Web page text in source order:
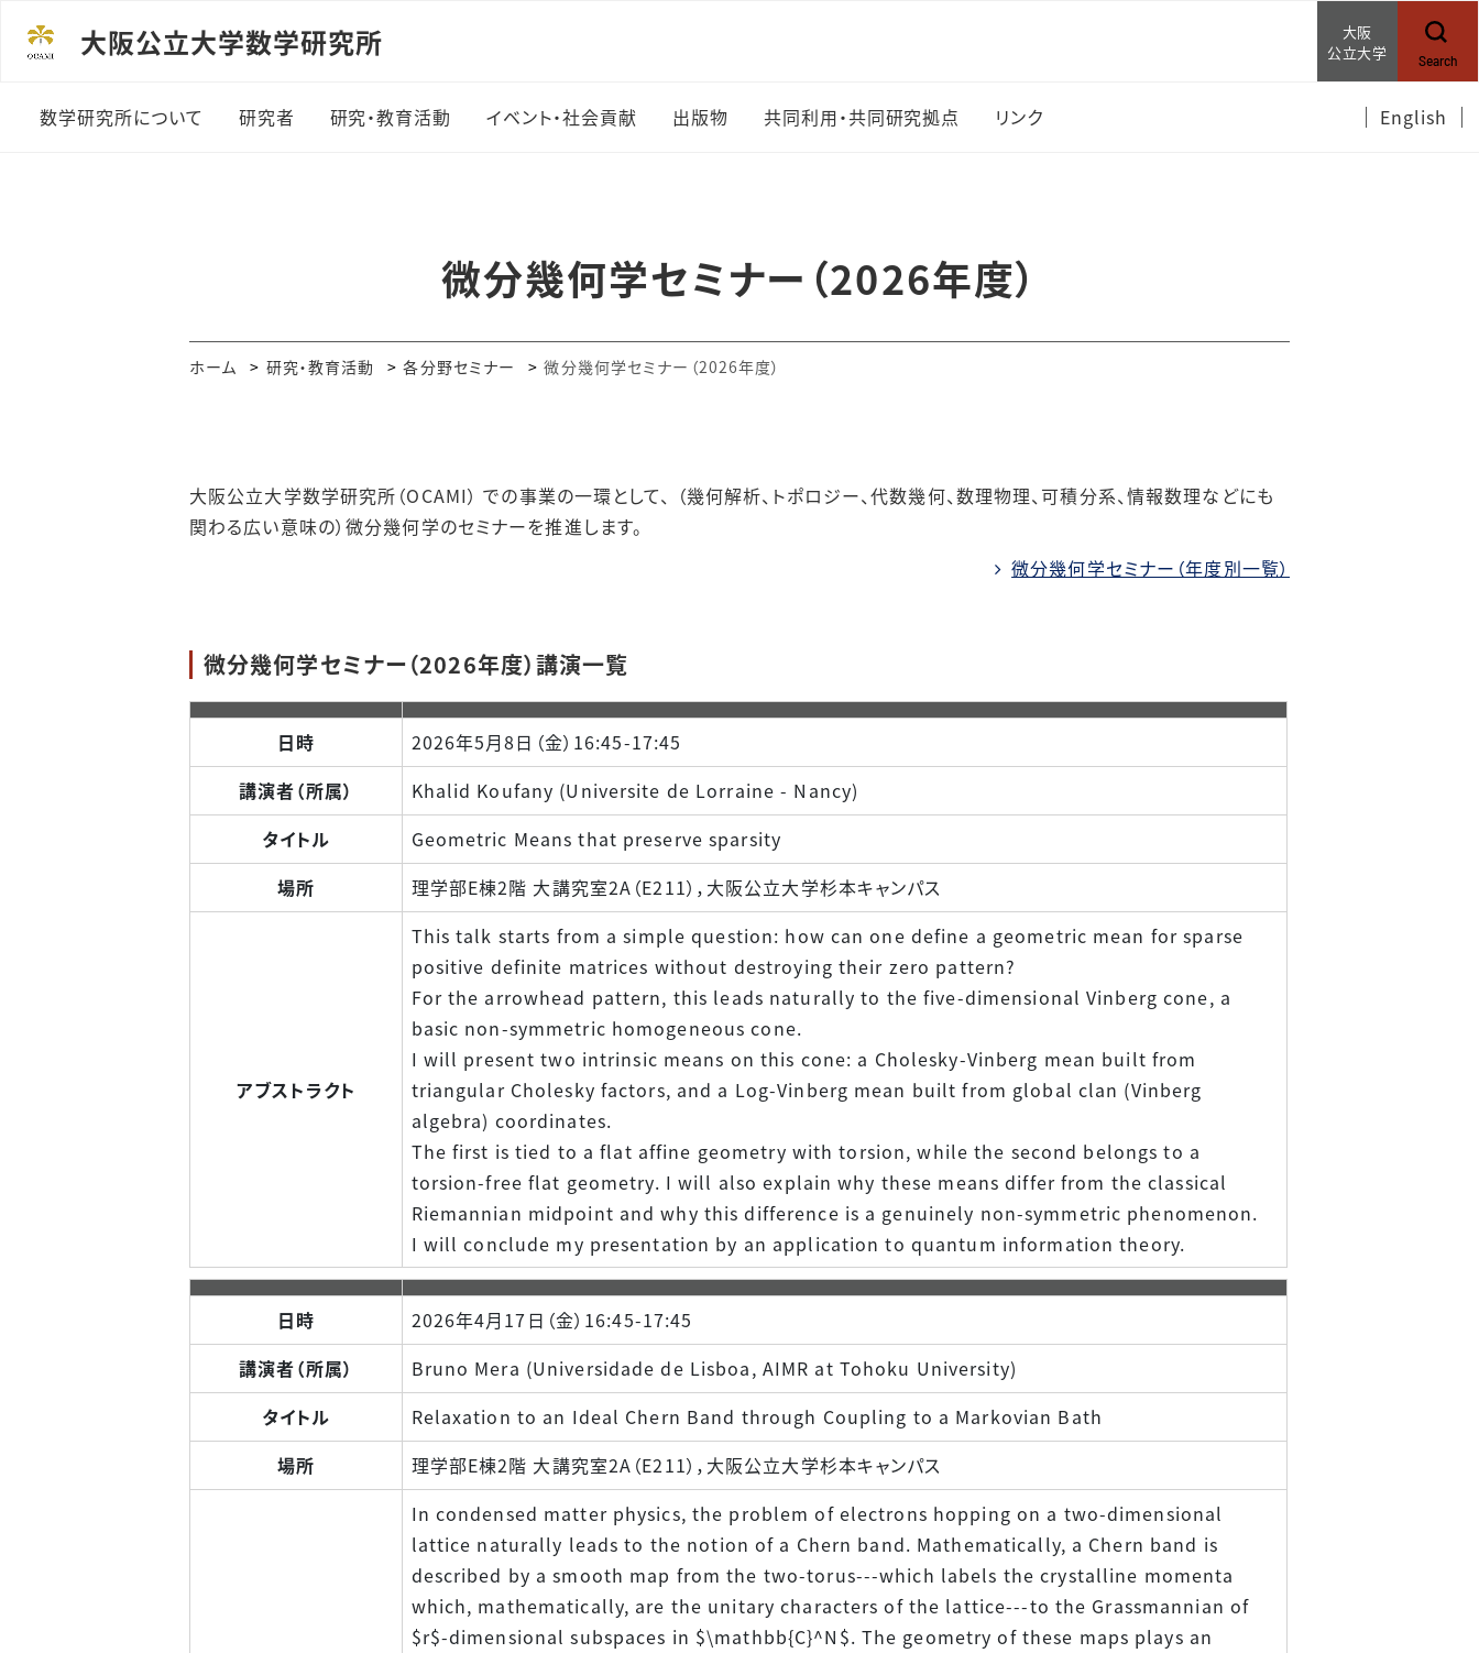
大阪公立大学数学研究所
大阪
公立大学
Search
数学研究所について
ふるさと納税制度を活
用した寄附のお願い
研究者
数学研究会特別賞・論
文賞
研究・教育活動
研究集会
数学研究所統計相談
イベント・社会貢献
日本数学コンクール
高等学校・大阪公立大
出版物
Series
共同利用・共同研究拠点
募集要項・様式
施設・設備
リンク
数学研究所YouTube
【メンバー限定】
リンク集
English
微分幾何学セミナー（2026年度）
ホーム 研究・教育活動 各分野セミナー 微分幾何学セミナー（2026年度）
大阪公立大学数学研究所（OCAMI） での事業の一環として、 （幾何解析、トポロジー、代数幾何、数理物理、可積分系、情報数理などにも
関わる広い意味の）微分幾何学のセミナーを推進します。
微分幾何学セミナー（年度別一覧）
微分幾何学セミナー（2026年度）講演一覧
日時
2026年5月8日（金）16:45-17:45
講演者（所属）
Khalid Koufany (Universite de Lorraine - Nancy)
タイトル
Geometric Means that preserve sparsity
場所
理学部E棟2階 大講究室2A（E211），大阪公立大学杉本キャンパス
アブストラクト
This talk starts from a simple question: how can one define a geometric mean for sparse
positive definite matrices without destroying their zero pattern?
For the arrowhead pattern, this leads naturally to the five-dimensional Vinberg cone, a
basic non-symmetric homogeneous cone.
I will present two intrinsic means on this cone: a Cholesky-Vinberg mean built from
triangular Cholesky factors, and a Log-Vinberg mean built from global clan (Vinberg
algebra) coordinates.
The first is tied to a flat affine geometry with torsion, while the second belongs to a
torsion-free flat geometry. I will also explain why these means differ from the classical
Riemannian midpoint and why this difference is a genuinely non-symmetric phenomenon.
I will conclude my presentation by an application to quantum information theory.
日時
2026年4月17日（金）16:45-17:45
講演者（所属）
Bruno Mera (Universidade de Lisboa, AIMR at Tohoku University)
タイトル
Relaxation to an Ideal Chern Band through Coupling to a Markovian Bath
場所
理学部E棟2階 大講究室2A（E211），大阪公立大学杉本キャンパス
In condensed matter physics, the problem of electrons hopping on a two-dimensional
lattice naturally leads to the notion of a Chern band. Mathematically, a Chern band is
described by a smooth map from the two-torus---which labels the crystalline momenta
which, mathematically, are the unitary characters of the lattice---to the Grassmannian of
$r$-dimensional subspaces in $\mathbb{C}^N$. The geometry of these maps plays an